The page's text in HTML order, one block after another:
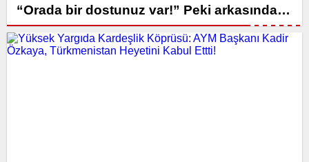
“Orada bir dostunuz var!” Peki arkasında
ne var?